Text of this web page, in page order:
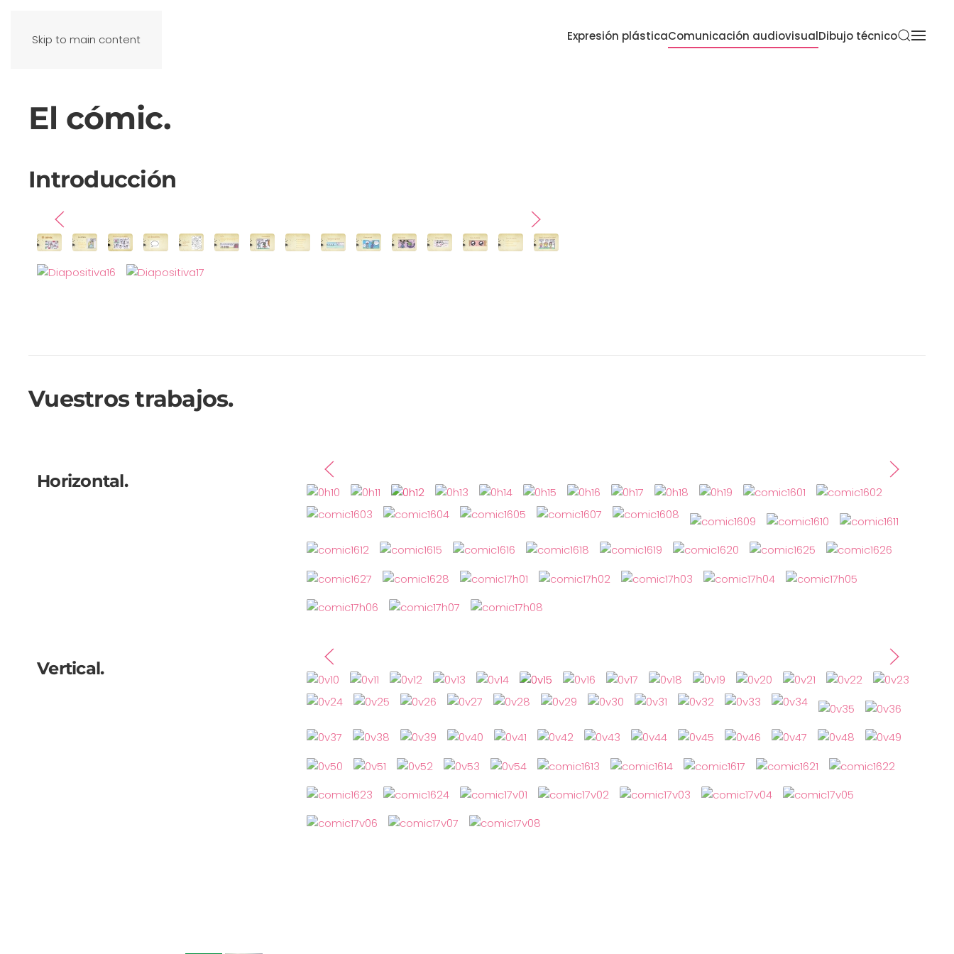
Skip to main content Expresión plásticaComunicación audiovisualDibujo técnico
El cómic.
Introducción
Vuestros trabajos.
Horizontal.
Vertical.